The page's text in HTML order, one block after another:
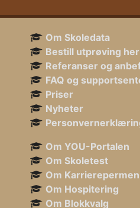
Om Skoledata
Bestill utprøving her
Referanser og
FAQ og
Priser
Nyheter
Om YOU-Portalen
Om Skoletest
Om Karrierepermen
Om Hospitering
Om Blokkvalg